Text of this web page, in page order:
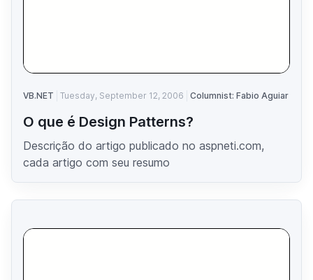
VB.NET Tuesday, September 12, 2006 Columnist: Fabio Aguiar
O que é Design Patterns?
Descrição do artigo publicado no aspneti.com,
cada artigo com seu resumo